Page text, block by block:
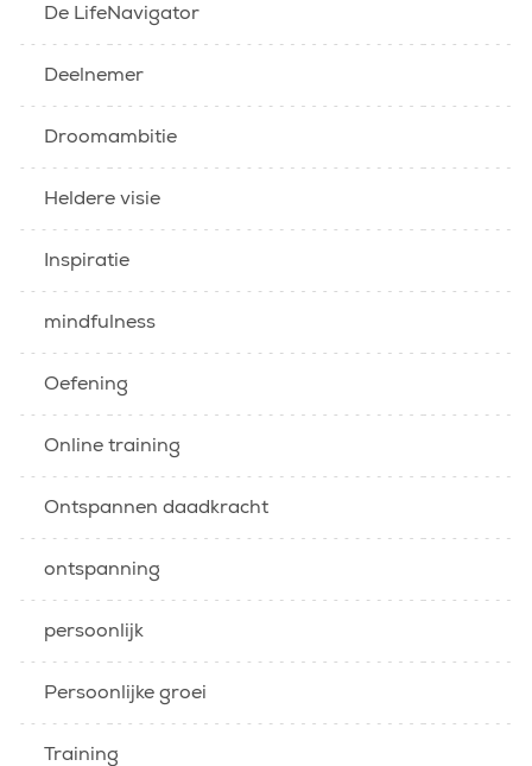
De LifeNavigator
Deelnemer
Droomambitie
Heldere visie
Inspiratie
mindfulness
Oefening
Online training
Ontspannen daadkracht
ontspanning
persoonlijk
Persoonlijke groei
Training